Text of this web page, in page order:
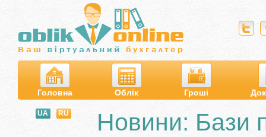
Головна Облік Гроші
UA RU
Новини: Бази